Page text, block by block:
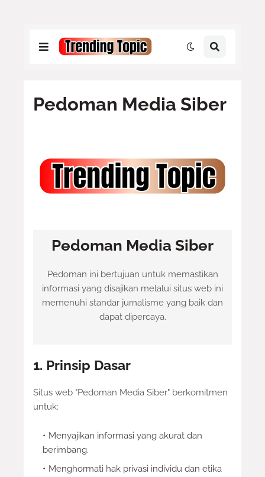
Pedoman Media Siber
Pedoman Media Siber
Pedoman ini bertujuan untuk memastikan
informasi yang disajikan melalui situs web ini
memenuhi standar jurnalisme yang baik dan
dapat dipercaya.
1. Prinsip Dasar
Situs web "Pedoman Media Siber" berkomitmen
untuk:
Menyajikan informasi yang akurat dan
berimbang.
Menghormati hak privasi individu dan etika